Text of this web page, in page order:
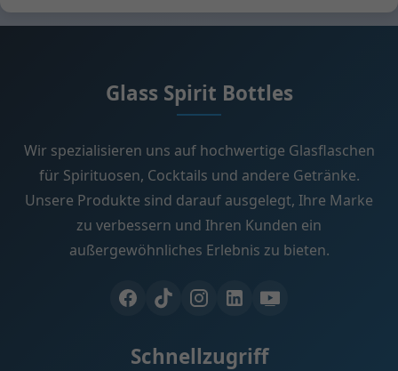
Glass Spirit Bottles
Wir spezialisieren uns auf hochwertige Glasflaschen
für Spirituosen, Cocktails und andere Getränke.
Unsere Produkte sind darauf ausgelegt, Ihre Marke
zu verbessern und Ihren Kunden ein
außergewöhnliches Erlebnis zu bieten.
Schnellzugriff